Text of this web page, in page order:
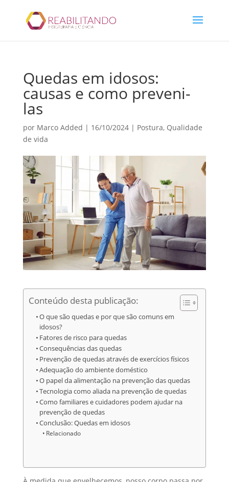
Quedas em idosos:
causas e como preveni-
las
por Marco Added | 16/10/2024| Postura, Qualidade
de vida
Conteúdo desta publicação:
O que são quedas e por que são comuns em
idosos?
Fatores de risco para quedas
Consequências das quedas
Prevenção de quedas através de exercícios físicos
Adequação do ambiente doméstico
O papel da alimentação na prevenção das quedas
Tecnologia como aliada na prevenção de quedas
Como familiares e cuidadores podem ajudar na
prevenção de quedas
Conclusão: Quedas em idosos
Relacionado